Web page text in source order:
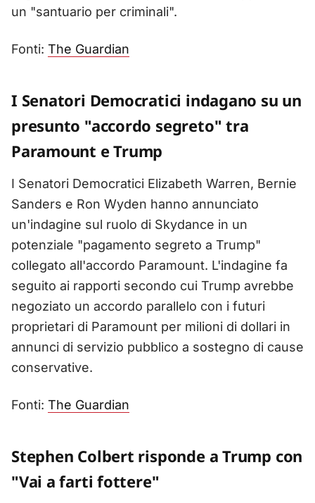
un "santuario per criminali".
Fonti: The Guardian
I Senatori Democratici indagano su un
presunto "accordo segreto" tra
Paramount e Trump
I Senatori Democratici Elizabeth Warren, Bernie
Sanders e Ron Wyden hanno annunciato
un'indagine sul ruolo di Skydance in un
potenziale "pagamento segreto a Trump"
collegato all'accordo Paramount. L'indagine fa
seguito ai rapporti secondo cui Trump avrebbe
negoziato un accordo parallelo con i futuri
proprietari di Paramount per milioni di dollari in
annunci di servizio pubblico a sostegno di cause
conservative.
Fonti: The Guardian
Stephen Colbert risponde a Trump con
"Vai a farti fottere"